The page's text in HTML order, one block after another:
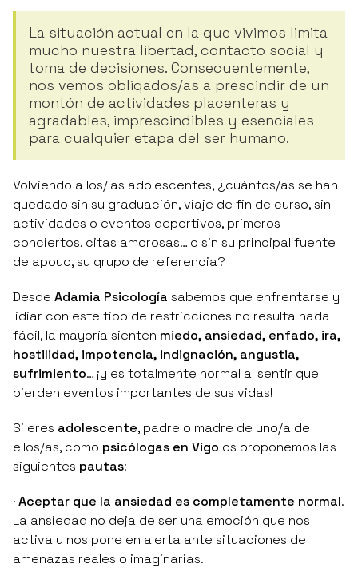
La situación actual en la que vivimos limita
mucho nuestra libertad, contacto social y
toma de decisiones. Consecuentemente,
nos vemos obligados/as a prescindir de un
montón de actividades placenteras y
agradables, imprescindibles y esenciales
para cualquier etapa del ser humano.
Volviendo a los/las adolescentes, ¿cuántos/as se han
quedado sin su graduación, viaje de fin de curso, sin
actividades o eventos deportivos, primeros
conciertos, citas amorosas… o sin su principal fuente
de apoyo, su grupo de referencia?
Desde Adamia Psicología sabemos que enfrentarse y
lidiar con este tipo de restricciones no resulta nada
fácil, la mayoría sienten miedo, ansiedad, enfado, ira,
hostilidad, impotencia, indignación, angustia,
sufrimiento… ¡y es totalmente normal al sentir que
pierden eventos importantes de sus vidas!
Si eres adolescente, padre o madre de uno/a de
ellos/as, como psicólogas en Vigo os proponemos las
siguientes pautas:
·Aceptar que la ansiedad es completamente normal.
La ansiedad no deja de ser una emoción que nos
activa y nos pone en alerta ante situaciones de
amenazas reales o imaginarias.